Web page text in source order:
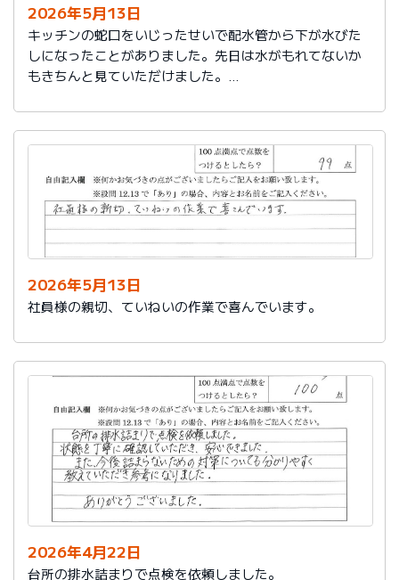
2026年5月13日
キッチンの蛇口をいじったせいで配水管から下が水びた
しになったことがありました。先日は水がもれてないか
もきちんと見ていただけました。
で知りました。
社員さんには感謝しかありません。
2026年5月13日
社員様の親切、ていねいの作業で喜んでいます。
2026年4月22日
台所の排水詰まりで点検を依頼しました。